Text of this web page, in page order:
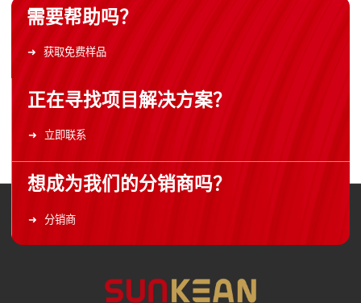
需要帮助吗？
获取免费样品
正在寻找项目解决方案？
立即联系
想成为我们的分销商吗？
分销商